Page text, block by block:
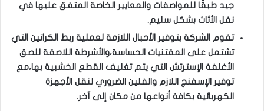
جيد طبقًا للمواصفات والمعايير الخاصة المتفق عليها في
نقل الأثاث بشكل سليم.
تقوم الشركة بتوفير الأحبال اللازمة لعملية ربط الكراتين التي
تشتمل على المقتنيات الحساسة،والأشرطة اللاصقة للصق
الأغلفة الإسترتش التي يتم تغليف القطع الخشبية بها،مع
توفير الإسفنج اللازم والفلين الضروري لنقل الأجهزة
الكهربائية بكافة أنواعها من مكان إلى آخر.